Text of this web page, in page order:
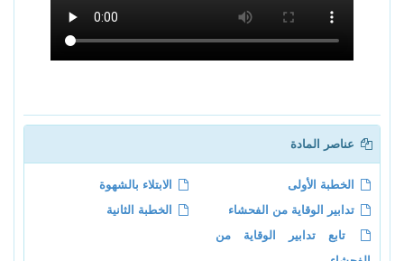
عناصر المادة
الخطبة الأولى
الابتلاء بالشهوة
تدابير الوقاية من الفحشاء
الخطبة الثانية
تابع تدابير الوقاية من